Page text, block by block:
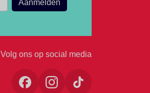
Volg ons op social media